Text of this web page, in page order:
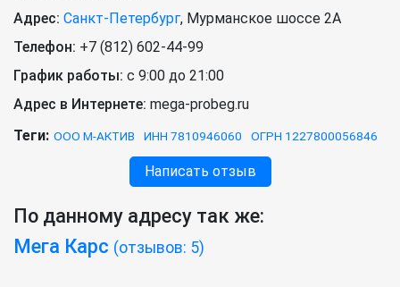
Адрес: Санкт-Петербург, Мурманское шоссе 2А
Телефон: +7 (812) 602-44-99
График работы: с 9:00 до 21:00
Адрес в Интернете: mega-probeg.ru
Теги: ООО М-АКТИВ ИНН 7810946060 ОГРН 1227800056846
Написать отзыв
По данному адресу так же:
Мега Карс (отзывов: 5)